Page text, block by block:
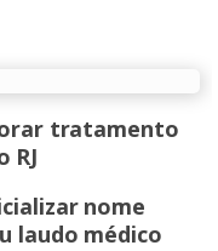
tratamento
RJ
nome
laudo médico